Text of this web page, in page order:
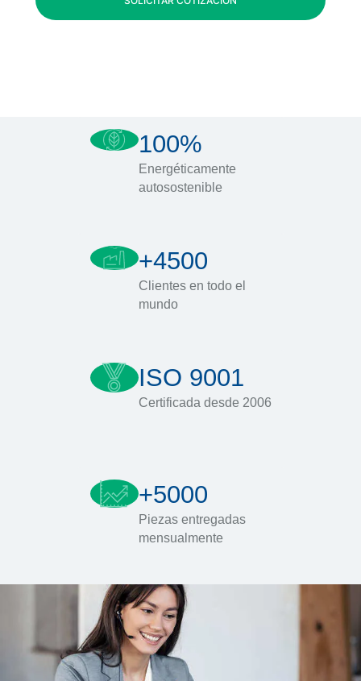
100%
Energéticamente
autosostenible
+4500
Clientes en todo el
mundo
ISO 9001
Certificada desde 2006
+5000
Piezas entregadas
mensualmente